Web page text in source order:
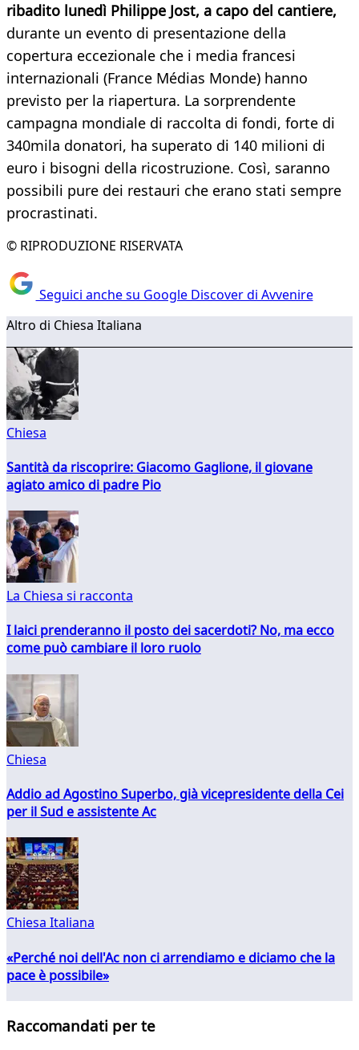
ribadito lunedì Philippe Jost, a capo del cantiere,
durante un evento di presentazione della
copertura eccezionale che i media francesi
internazionali (France Médias Monde) hanno
previsto per la riapertura. La sorprendente
campagna mondiale di raccolta di fondi, forte di
340mila donatori, ha superato di 140 milioni di
euro i bisogni della ricostruzione. Così, saranno
possibili pure dei restauri che erano stati sempre
procrastinati.
© RIPRODUZIONE RISERVATA
Seguici anche su Google Discover di Avvenire
Altro di Chiesa Italiana
Chiesa
Santità da riscoprire: Giacomo Gaglione, il giovane
agiato amico di padre Pio
La Chiesa si racconta
I laici prenderanno il posto dei sacerdoti? No, ma ecco
come può cambiare il loro ruolo
Chiesa
Addio ad Agostino Superbo, già vicepresidente della Cei
per il Sud e assistente Ac
Chiesa Italiana
«Perché noi dell'Ac non ci arrendiamo e diciamo che la
pace è possibile»
Raccomandati per te